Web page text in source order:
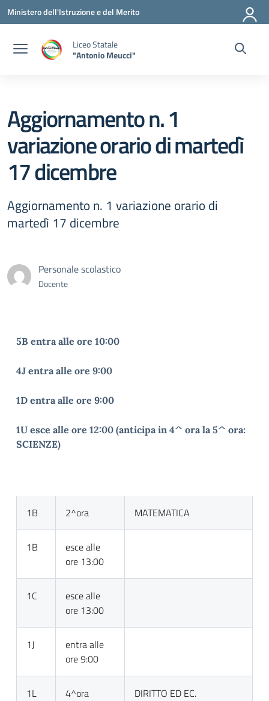
Vai ai contenuti
Vai al menu di navigazione
Vai al footer
Ministero dell'Istruzione e del Merito
Liceo Statale
"Antonio Meucci"
Aggiornamento n. 1
variazione orario di martedì
17 dicembre
Aggiornamento n. 1 variazione orario di
martedì 17 dicembre
Personale scolastico
Docente
5B entra alle ore 10:00
4J entra alle ore 9:00
1D entra alle ore 9:00
1U esce alle ore 12:00 (anticipa in 4^ ora la 5^ ora:
SCIENZE)
1B 2^ora MATEMATICA
1B
esce alle
ore 13:00
1C
esce alle
ore 13:00
1J
entra alle
ore 9:00
1L 4^ora DIRITTO ED EC.